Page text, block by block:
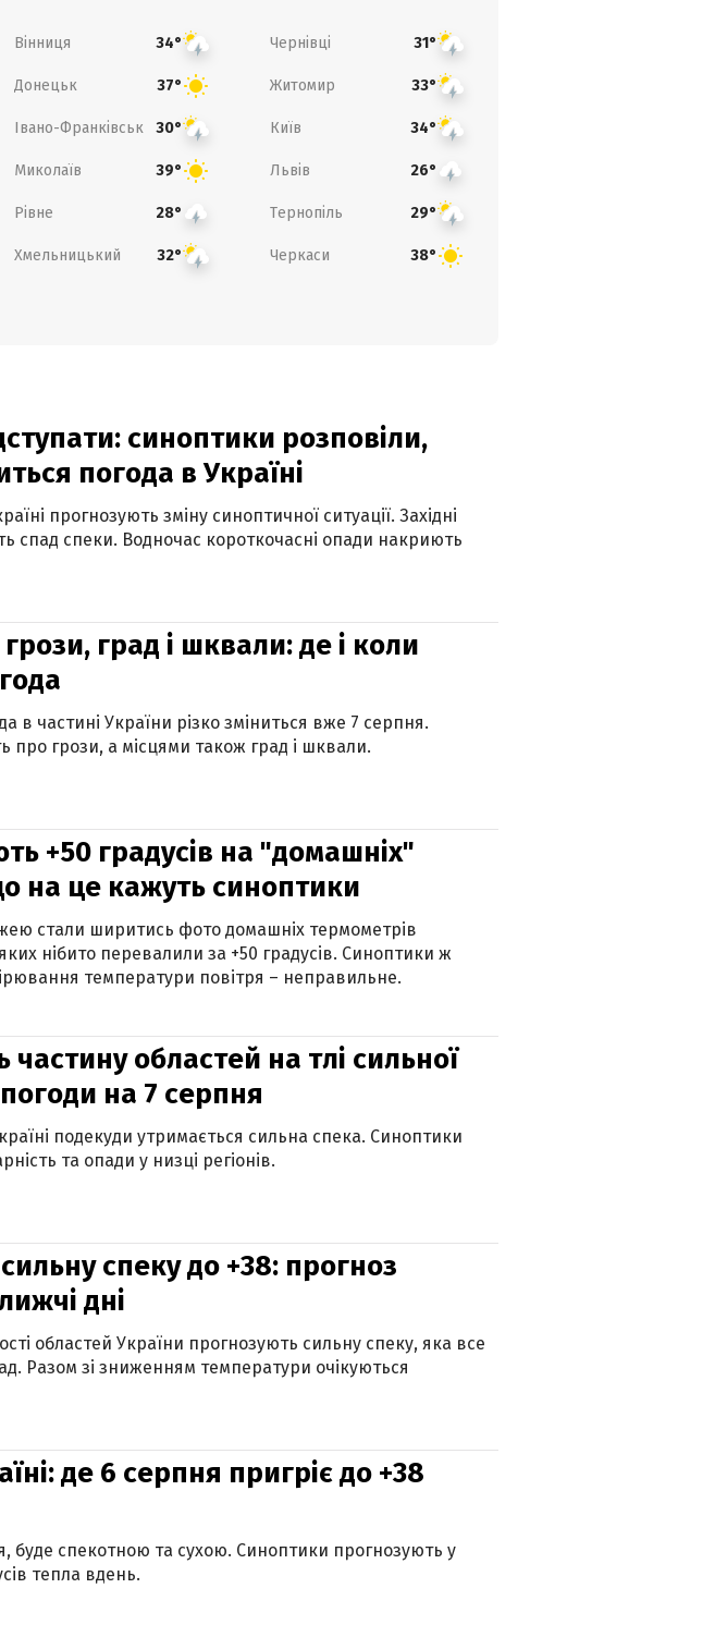
Вінниця 34° Чернівці 31°
Донецьк 37° Житомир 33°
Івано-Франківськ 30° Київ 34°
Миколаїв 39° Львів 26°
Рівне 28° Тернопіль 29°
Хмельницький 32° Черкаси 38°
синоптики розповіли,
погода в Україні
прогнозують зміну синоптичної ситуації. Західні
спад спеки. Водночас короткочасні опади накриють
град і шквали: де і коли
в частині України різко зміниться вже 7 серпня.
грози, а місцями також град і шквали.
+50 градусів на "домашніх"
на це кажуть синоптики
стали ширитись фото домашніх термометрів
нібито перевалили за +50 градусів. Синоптики ж
температури повітря – неправильне.
областей на тлі сильної
на 7 серпня
подекуди утримається сильна спека. Синоптики
та опади у низці регіонів.
спеку до +38: прогноз
дні
областей України прогнозують сильну спеку, яка все
Разом зі зниженням температури очікуються
де 6 серпня пригріє до +38
буде спекотною та сухою. Синоптики прогнозують у
тепла вдень.